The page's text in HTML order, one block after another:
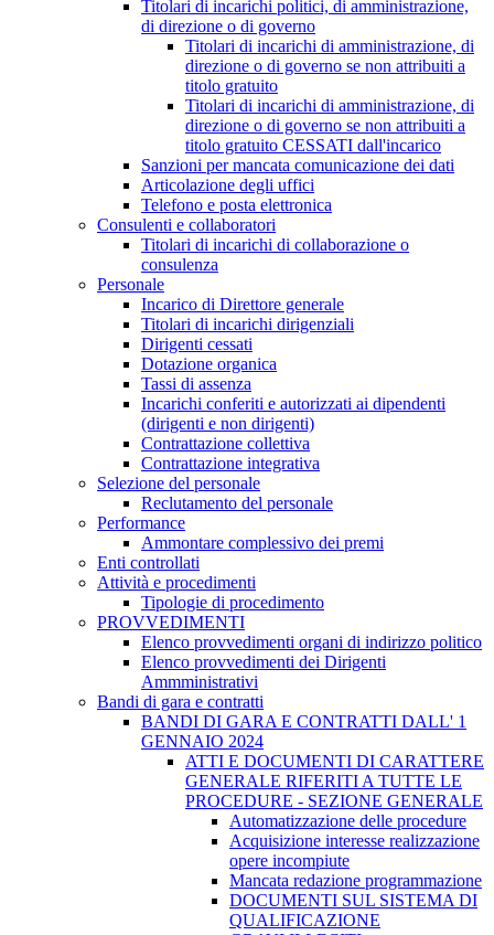
Titolari di incarichi politici, di amministrazione,
di direzione o di governo
Titolari di incarichi di amministrazione, di
direzione o di governo se non attribuiti a
titolo gratuito
Titolari di incarichi di amministrazione, di
direzione o di governo se non attribuiti a
titolo gratuito CESSATI dall'incarico
Sanzioni per mancata comunicazione dei dati
Articolazione degli uffici
Telefono e posta elettronica
Consulenti e collaboratori
Titolari di incarichi di collaborazione o
consulenza
Personale
Incarico di Direttore generale
Titolari di incarichi dirigenziali
Dirigenti cessati
Dotazione organica
Tassi di assenza
Incarichi conferiti e autorizzati ai dipendenti
(dirigenti e non dirigenti)
Contrattazione collettiva
Contrattazione integrativa
Selezione del personale
Reclutamento del personale
Performance
Ammontare complessivo dei premi
Enti controllati
Attività e procedimenti
Tipologie di procedimento
PROVVEDIMENTI
Elenco provvedimenti organi di indirizzo politico
Elenco provvedimenti dei Dirigenti
Ammministrativi
Bandi di gara e contratti
BANDI DI GARA E CONTRATTI DALL' 1
GENNAIO 2024
ATTI E DOCUMENTI DI CARATTERE
GENERALE RIFERITI A TUTTE LE
PROCEDURE - SEZIONE GENERALE
Automatizzazione delle procedure
Acquisizione interesse realizzazione
opere incompiute
Mancata redazione programmazione
DOCUMENTI SUL SISTEMA DI
QUALIFICAZIONE